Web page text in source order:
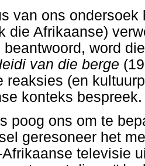
van ons
die Afrikaanse)
beantwoord, word
van die berge
reaksies (en
konteks bespreek.
poog ons om te
geresoneer het
televisie